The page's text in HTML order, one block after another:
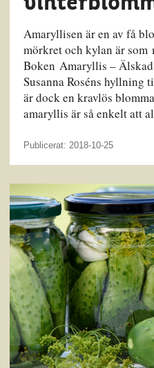
Amaryllisen är en av få
mörkret och kylan är som
Boken Amaryllis –
Susanna Roséns
är dock en kravlös
amaryllis är så enkelt att
Publicerat: 2018-10-25